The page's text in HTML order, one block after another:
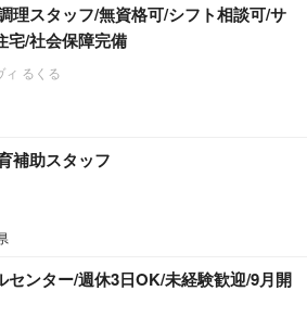
理スタッフ/無資格可/シフト相談可/サ
宅/社会保障完備
ィ るくる
補助スタッフ
センター/週休3日OK/未経験歓迎/9月開